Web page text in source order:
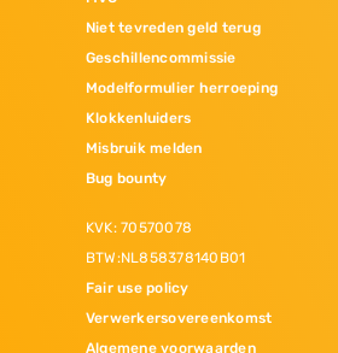
Niet tevreden geld terug
Geschillencommissie
Modelformulier herroeping
Klokkenluiders
Misbruik melden
Bug bounty
KVK: 70570078
BTW:NL858378140B01
Fair use policy
Verwerkersovereenkomst
Algemene voorwaarden